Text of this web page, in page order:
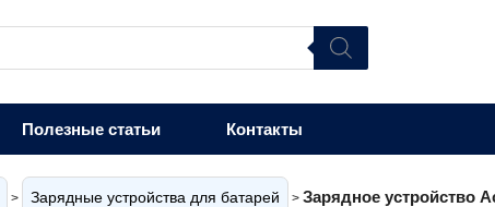
Полезные статьи Контакты
> Зарядные устройства для батарей > Зарядное устройство